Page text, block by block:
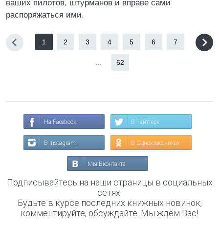
ваших пилотов, штурманов и вправе сами
распоряжаться ими.
1 2 3 4 5 6 7
62
На Facebook В Твиттере
В Instagram В Одноклассниках
Мы Вконтакте
Подписывайтесь на наши страницы в социальных
сетях.
Будьте в курсе последних книжных новинок,
комментируйте, обсуждайте. Мы ждём Вас!